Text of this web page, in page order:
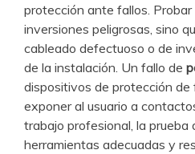
protección ante fallos. Probar
inversiones peligrosas, sino
cableado defectuoso o de
de la instalación. Un fallo de
dispositivos de protección
exponer al usuario a
trabajo profesional, la prueba
herramientas adecuadas y